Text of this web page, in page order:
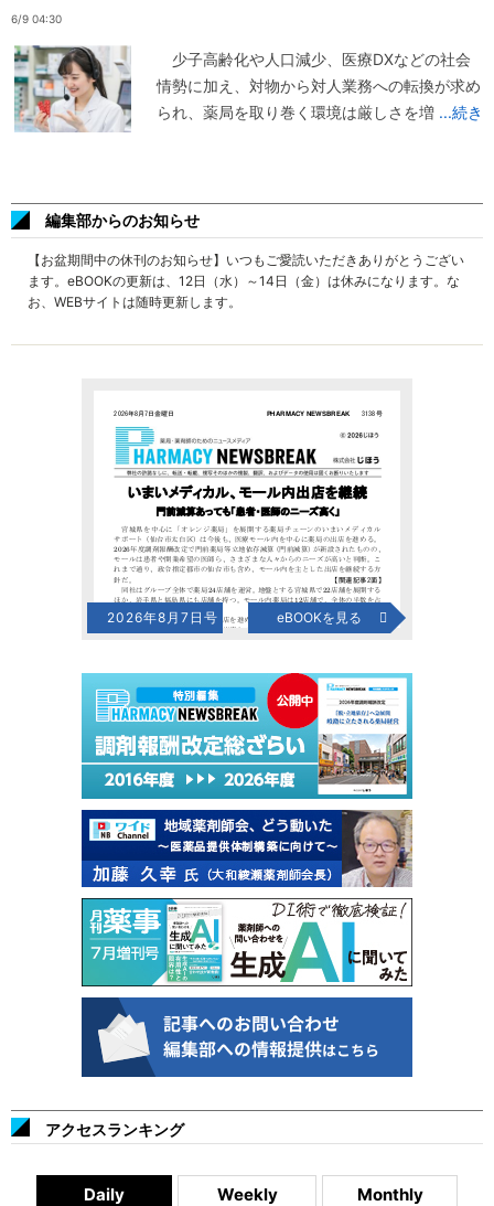
6/9 04:30
少子高齢化や人口減少、医療DXなどの社会
情勢に加え、対物から対人業務への転換が求め
られ、薬局を取り巻く環境は厳しさを増 ...続き
編集部からのお知らせ
【お盆期間中の休刊のお知らせ】いつもご愛読いただきありがとうござい
ます。eBOOKの更新は、12日（水）～14日（金）は休みになります。な
お、WEBサイトは随時更新します。
2026年8月7日号 eBOOKを見る
アクセスランキング
Daily Weekly Monthly